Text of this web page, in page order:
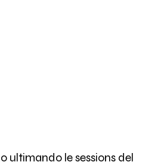
ultimando le sessions del